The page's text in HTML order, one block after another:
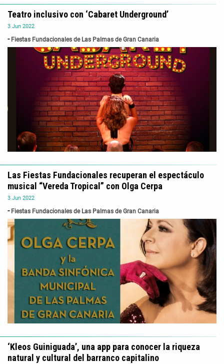
3 Jun 2022
Fiestas Fundacionales de Las Palmas de Gran Canaria
Teatro inclusivo con ‘Cabaret Underground’
3 Jun 2022
Fiestas Fundacionales de Las Palmas de Gran Canaria
Las Fiestas Fundacionales recuperan el espectáculo
musical “Vereda Tropical” con Olga Cerpa
‘Kleos Guiniguada’, una app para conocer la riqueza
natural y cultural del barranco capitalino